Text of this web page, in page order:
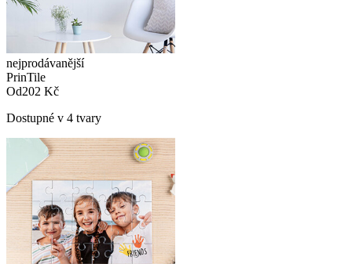
nejprodávanější
PrinTile
Od202 Kč
Dostupné v 4 tvary